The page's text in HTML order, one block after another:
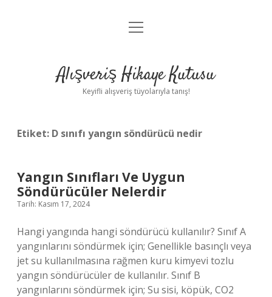
Anasayfa
Yasal Uyarı
menüyü
Alışveriş Hikaye Kutusu
Keyifli alışveriş tüyolarıyla tanış!
Etiket: D sınıfı yangın söndürücü nedir
Yangın Sınıfları Ve Uygun
Söndürücüler Nelerdir
Tarih: Kasım 17, 2024
Hangi yangında hangi söndürücü kullanılır? Sınıf A
yangınlarını söndürmek için; Genellikle basınçlı veya
jet su kullanılmasına rağmen kuru kimyevi tozlu
yangın söndürücüler de kullanılır. Sınıf B
yangınlarını söndürmek için; Su sisi, köpük, CO2